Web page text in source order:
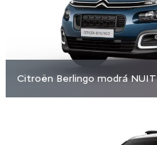
Citroën Berlingo modrá NUIT